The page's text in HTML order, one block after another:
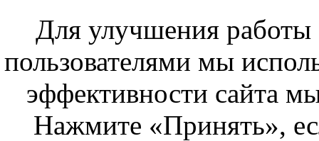
Для улучшения работы
пользователями мы
эффективности сайта
Нажмите «Принять»,